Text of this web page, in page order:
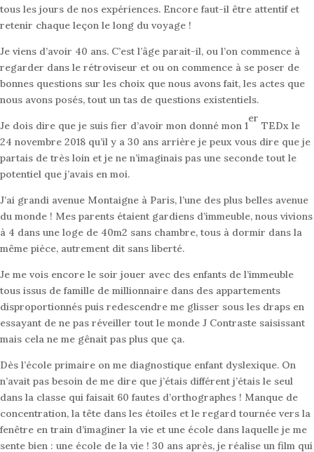
tous les jours de nos expériences. Encore faut-il être attentif et
retenir chaque leçon le long du voyage !
Je viens d’avoir 40 ans. C’est l’âge parait-il, ou l’on commence à
regarder dans le rétroviseur et ou on commence à se poser de
bonnes questions sur les choix que nous avons fait, les actes que
nous avons posés, tout un tas de questions existentiels.
Je dois dire que je suis fier d’avoir mon donné mon 1
er
TEDx le
24 novembre 2018 qu’il y a 30 ans arrière je peux vous dire que je
partais de très loin et je ne n’imaginais pas une seconde tout le
potentiel que j’avais en moi.
J’ai grandi avenue Montaigne à Paris, l’une des plus belles avenue
du monde ! Mes parents étaient gardiens d’immeuble, nous vivions
à 4 dans une loge de 40m2 sans chambre, tous à dormir dans la
même pièce, autrement dit sans liberté.
Je me vois encore le soir jouer avec des enfants de l’immeuble
tous issus de famille de millionnaire dans des appartements
disproportionnés puis redescendre me glisser sous les draps en
essayant de ne pas réveiller tout le monde J Contraste saisissant
mais cela ne me gênait pas plus que ça.
Dès l’école primaire on me diagnostique enfant dyslexique. On
n’avait pas besoin de me dire que j’étais différent j’étais le seul
dans la classe qui faisait 60 fautes d’orthographes ! Manque de
concentration, la tête dans les étoiles et le regard tournée vers la
fenêtre en train d’imaginer la vie et une école dans laquelle je me
sente bien : une école de la vie ! 30 ans après, je réalise un film qui